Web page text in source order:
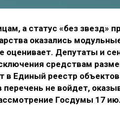
а статус «без звезд»
оказались
оценивает. Депутаты и
средствам
Единый реестр
не войдет,
Госдумы 17